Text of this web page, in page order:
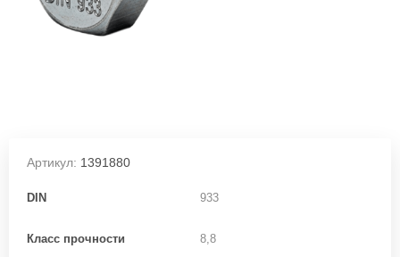
Артикул: 1391880
DIN 933
Класс прочности 8,8